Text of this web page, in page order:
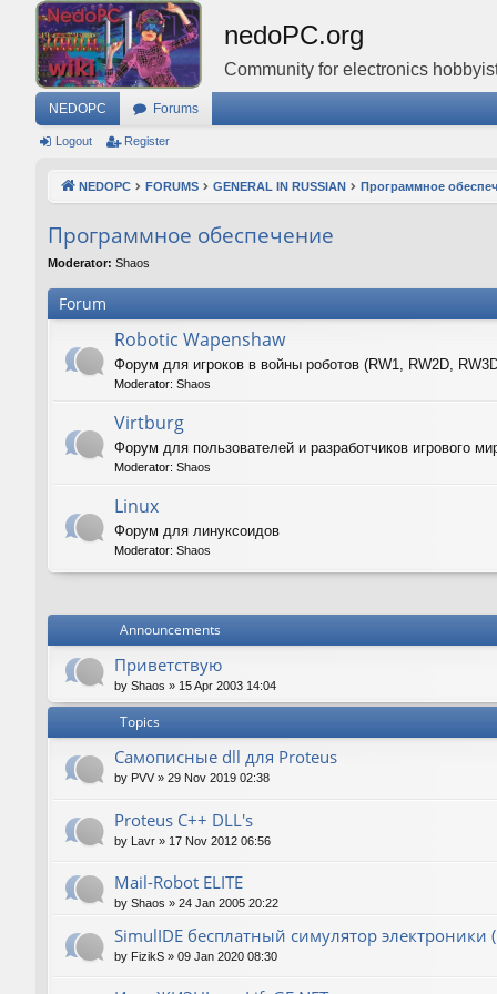
nedoPC.org
Community for electronics
NEDOPC Forums
Logout Register
NEDOPC FORUMS GENERAL IN RUSSIAN Программное
Программное обеспечение
Moderator: Shaos
Forum
Robotic Wapenshaw
Форум для игроков в войны роботов (RW1, RW2D,
Moderator: Shaos
Virtburg
Форум для пользователей и разработчиков игрового
Moderator: Shaos
Linux
Форум для линуксоидов
Moderator: Shaos
Announcements
Приветствую
by Shaos » 15 Apr 2003 14:04
Topics
Самописные dll для Proteus
by PVV » 29 Nov 2019 02:38
Proteus C++ DLL's
by Lavr » 17 Nov 2012 06:56
Mail-Robot ELITE
by Shaos » 24 Jan 2005 20:22
SimulIDE бесплатный симулятор электроники
by FizikS » 09 Jan 2020 08:30